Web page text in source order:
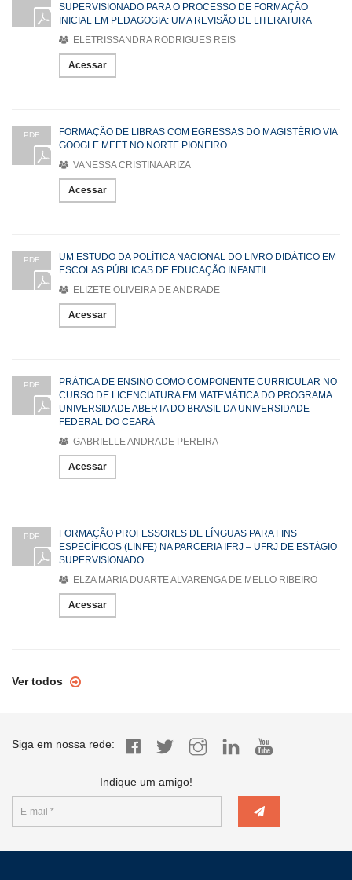
SUPERVISIONADO PARA O PROCESSO DE FORMAÇÃO
INICIAL EM PEDAGOGIA: UMA REVISÃO DE LITERATURA
ELETRISSANDRA RODRIGUES REIS
Acessar
PDF
FORMAÇÃO DE LIBRAS COM EGRESSAS DO MAGISTÉRIO VIA
GOOGLE MEET NO NORTE PIONEIRO
VANESSA CRISTINA ARIZA
Acessar
PDF
UM ESTUDO DA POLÍTICA NACIONAL DO LIVRO DIDÁTICO EM
ESCOLAS PÚBLICAS DE EDUCAÇÃO INFANTIL
ELIZETE OLIVEIRA DE ANDRADE
Acessar
PDF
PRÁTICA DE ENSINO COMO COMPONENTE CURRICULAR NO
CURSO DE LICENCIATURA EM MATEMÁTICA DO PROGRAMA
UNIVERSIDADE ABERTA DO BRASIL DA UNIVERSIDADE
FEDERAL DO CEARÁ
GABRIELLE ANDRADE PEREIRA
Acessar
PDF
FORMAÇÃO PROFESSORES DE LÍNGUAS PARA FINS
ESPECÍFICOS (LINFE) NA PARCERIA IFRJ – UFRJ DE ESTÁGIO
SUPERVISIONADO.
ELZA MARIA DUARTE ALVARENGA DE MELLO RIBEIRO
Acessar
Ver todos
Siga em nossa rede:
Indique um amigo!